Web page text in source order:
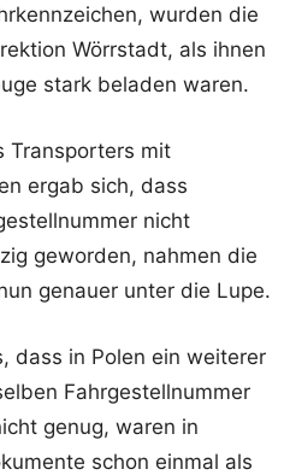
wurden die
Wörrstadt, als ihnen
stark beladen waren.
Transporters mit
ergab sich, dass
nicht
geworden, nahmen die
genauer unter die Lupe.
dass in Polen ein weiterer
Fahrgestellnummer
genug, waren in
schon einmal als